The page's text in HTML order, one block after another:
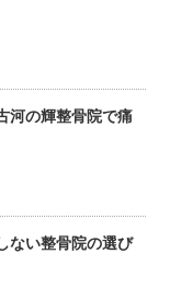
河の輝整骨院で痛
ない整骨院の選び